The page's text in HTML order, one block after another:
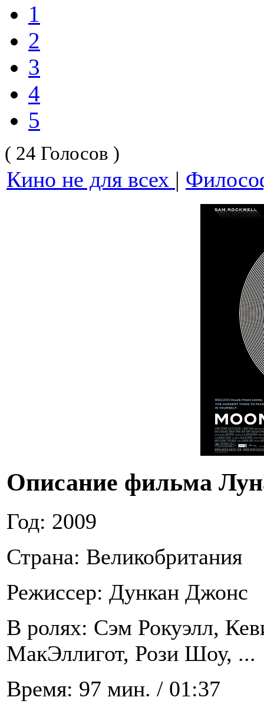
1
2
3
4
5
( 24 Голосов )
Кино не для всех |
Описание фильма
Год: 2009
Страна: Великобритания
Режиссер: Дункан Джонс
В ролях: Сэм Рокуэлл,
МакЭллигот, Рози Шоу, ...
Время: 97 мин. / 01:37